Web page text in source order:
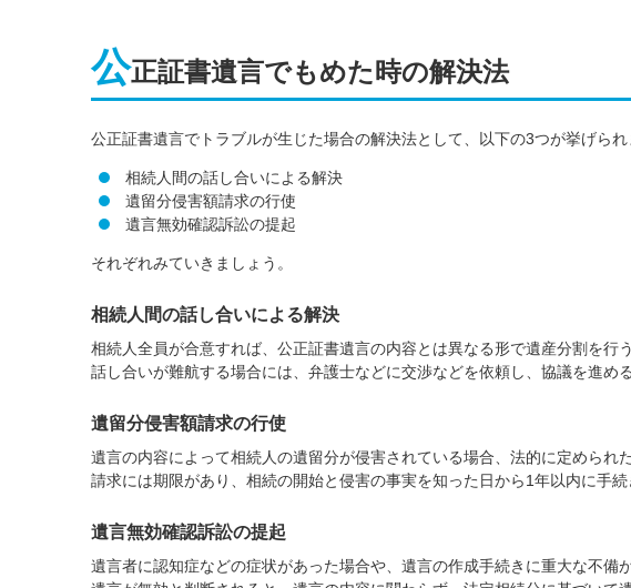
公正証書遺言でもめた時の解決法
公正証書遺言でトラブルが生じた場合の解決法として、以下の3つが挙げられ
相続人間の話し合いによる解決
遺留分侵害額請求の行使
遺言無効確認訴訟の提起
それぞれみていきましょう。
相続人間の話し合いによる解決
相続人全員が合意すれば、公正証書遺言の内容とは異なる形で遺産分割を行
話し合いが難航する場合には、弁護士などに交渉などを依頼し、協議を進め
遺留分侵害額請求の行使
遺言の内容によって相続人の遺留分が侵害されている場合、法的に定められ
請求には期限があり、相続の開始と侵害の事実を知った日から1年以内に手続
遺言無効確認訴訟の提起
遺言者に認知症などの症状があった場合や、遺言の作成手続きに重大な不備